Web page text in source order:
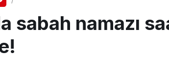
sabah namazı